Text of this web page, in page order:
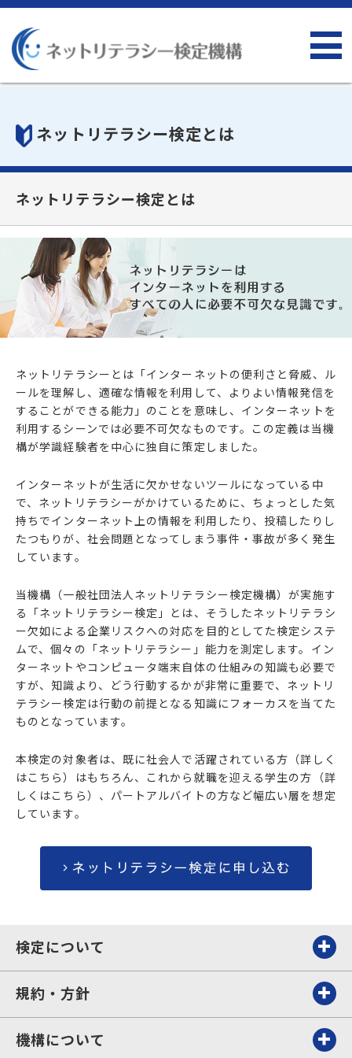
ネットリテラシー検定とは
ネットリテラシー検定とは
ネットリテラシーとは「インターネットの便利さと脅威、ル
ールを理解し、適確な情報を利用して、よりよい情報発信を
することができる能力」のことを意味し、インターネットを
利用するシーンでは必要不可欠なものです。この定義は当機
構が学識経験者を中心に独自に策定しました。
インターネットが生活に欠かせないツールになっている中
で、ネットリテラシーがかけているために、ちょっとした気
持ちでインターネット上の情報を利用したり、投稿したりし
たつもりが、社会問題となってしまう事件・事故が多く発生
しています。
当機構（一般社団法人ネットリテラシー検定機構）が実施す
る「ネットリテラシー検定」とは、そうしたネットリテラシ
ー欠如による企業リスクへの対応を目的としてた検定システ
ムで、個々の「ネットリテラシー」能力を測定します。イン
ターネットやコンピュータ端末自体の仕組みの知識も必要で
すが、知識より、どう行動するかが非常に重要で、ネットリ
テラシー検定は行動の前提となる知識にフォーカスを当てた
ものとなっています。
本検定の対象者は、既に社会人で活躍されている方（詳しく
はこちら）はもちろん、これから就職を迎える学生の方（詳
しくはこちら）、パートアルバイトの方など幅広い層を想定
しています。
検定について
規約・方針
機構について